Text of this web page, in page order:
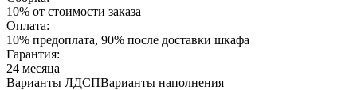
10% от стоимости заказа
Оплата:
10% предоплата, 90% после доставки шкафа
Гарантия:
24 месяца
Варианты ЛДСПВарианты наполнения